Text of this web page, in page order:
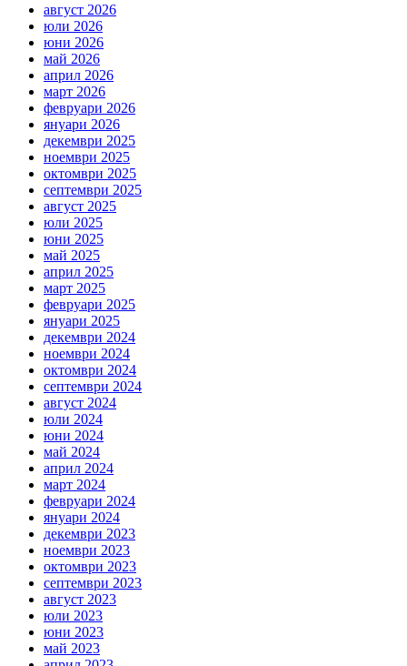
август 2026
юли 2026
юни 2026
май 2026
април 2026
март 2026
февруари 2026
януари 2026
декември 2025
ноември 2025
октомври 2025
септември 2025
август 2025
юли 2025
юни 2025
май 2025
април 2025
март 2025
февруари 2025
януари 2025
декември 2024
ноември 2024
октомври 2024
септември 2024
август 2024
юли 2024
юни 2024
май 2024
април 2024
март 2024
февруари 2024
януари 2024
декември 2023
ноември 2023
октомври 2023
септември 2023
август 2023
юли 2023
юни 2023
май 2023